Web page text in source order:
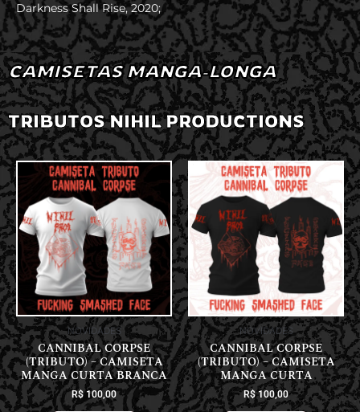
Darkness Shall Rise, 2020;
CAMISETAS MANGA-LONGA
TRIBUTOS NIHIL PRODUCTIONS
NOVIDADES
CANNIBAL CORPSE
(TRIBUTO) – CAMISETA
MANGA CURTA BRANCA
R$100,00
NOVIDADES
CANNIBAL CORPSE
(TRIBUTO) – CAMISETA
MANGA CURTA
R$100,00